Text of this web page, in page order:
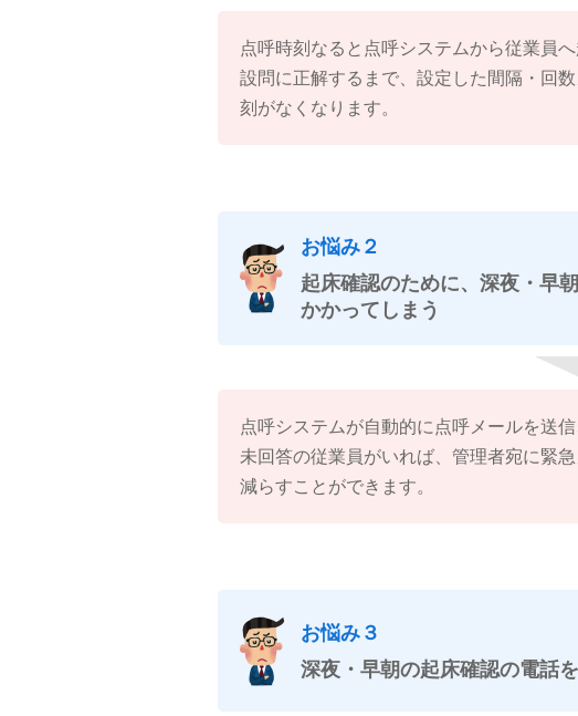
点呼時刻なると点呼システムから従業員
設問に正解するまで、設定した間隔・回
刻がなくなります。
お悩み２
起床確認のために、深夜・早
かかってしまう
点呼システムが自動的に点呼メールを送
未回答の従業員がいれば、管理者宛に緊
減らすことができます。
お悩み３
深夜・早朝の起床確認の電話